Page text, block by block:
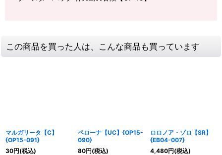
この商品を買った人は、こんな商品も買っています
マルガリータ【C】
{OP15-091}
30円(税込)
ペローナ【UC】{OP15-
090}
80円(税込)
ロロノア・ゾロ【SR】
{EB04-007}
4,480円(税込)